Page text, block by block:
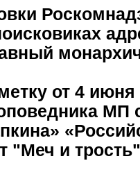
от 4 июня
"Меч и